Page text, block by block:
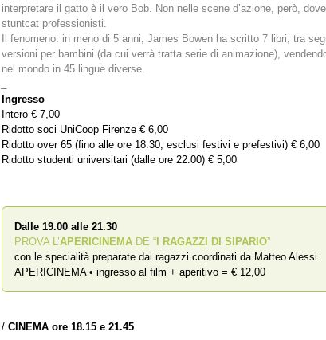
interpretare il gatto è il vero Bob. Non nelle scene d’azione, però,
stuntcat professionisti.
Il fenomeno: in meno di 5 anni, James Bowen ha scritto 7 libri, tra
versioni per bambini (da cui verrà tratta serie di animazione),
nel mondo in 45 lingue diverse.
Ingresso
Intero € 7,00
Ridotto soci UniCoop Firenze € 6,00
Ridotto over 65 (fino alle ore 18.30, esclusi festivi e prefestivi) € 6,00
Ridotto studenti universitari (dalle ore 22.00) € 5,00
Dalle 19.00 alle 21.30
PROVA L’APERICINEMA DE “ I RAGAZZI DI SIPARIO”
con le specialità preparate dai ragazzi coordinati da Matteo Alessi
APERICINEMA • ingresso al film + aperitivo = € 12,00
/ CINEMA ore 18.15 e 21.45